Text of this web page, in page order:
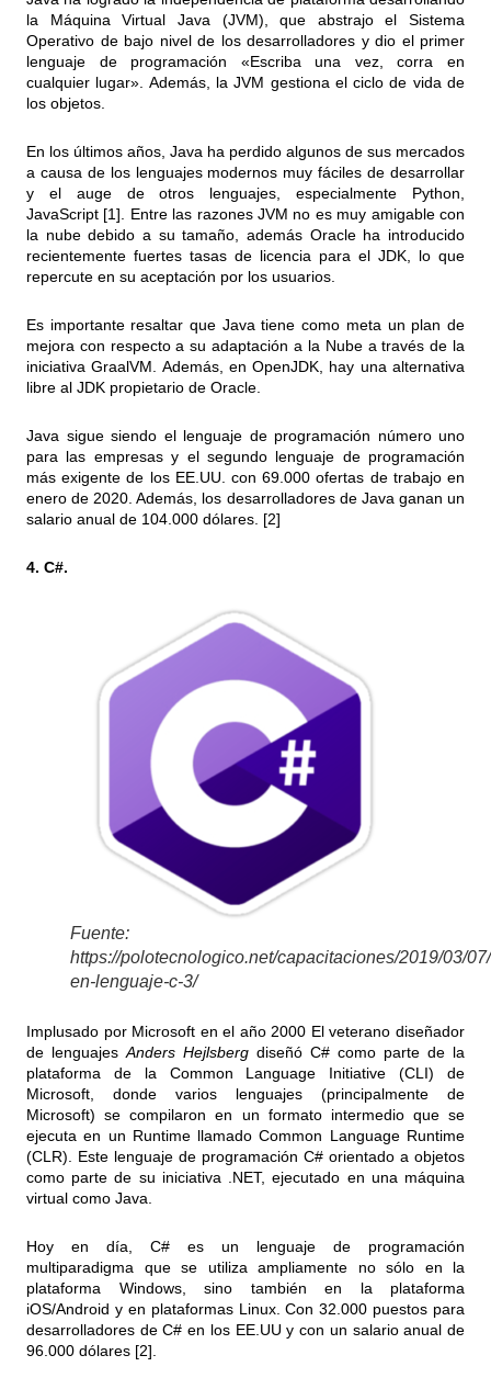
la Máquina Virtual Java (JVM), que abstrajo el Sistema
Operativo de bajo nivel de los desarrolladores y dio el primer
lenguaje de programación «Escriba una vez, corra en
cualquier lugar». Además, la JVM gestiona el ciclo de vida de
los objetos.
En los últimos años, Java ha perdido algunos de sus mercados
a causa de los lenguajes modernos muy fáciles de desarrollar
y el auge de otros lenguajes, especialmente Python,
JavaScript [1]. Entre las razones JVM no es muy amigable con
la nube debido a su tamaño, además Oracle ha introducido
recientemente fuertes tasas de licencia para el JDK, lo que
repercute en su aceptación por los usuarios.
Es importante resaltar que Java tiene como meta un plan de
mejora con respecto a su adaptación a la Nube a través de la
iniciativa GraalVM. Además, en OpenJDK, hay una alternativa
libre al JDK propietario de Oracle.
Java sigue siendo el lenguaje de programación número uno
para las empresas y el segundo lenguaje de programación
más exigente de los EE.UU. con 69.000 ofertas de trabajo en
enero de 2020. Además, los desarrolladores de Java ganan un
salario anual de 104.000 dólares. [2]
4. C#.
Fuente:
https://polotecnologico.net/capacitaciones/2019/03/
en-lenguaje-c-3/
Implusado por Microsoft en el año 2000 El veterano diseñador
de lenguajesAnders Hejlsberg diseñó C# como parte de la
plataforma de la Common Language Initiative (CLI) de
Microsoft, donde varios lenguajes (principalmente de
Microsoft) se compilaron en un formato intermedio que se
ejecuta en un Runtime llamado Common Language Runtime
(CLR). Este lenguaje de programación C# orientado a objetos
como parte de su iniciativa .NET, ejecutado en una máquina
virtual como Java.
Hoy en día, C# es un lenguaje de programación
multiparadigma que se utiliza ampliamente no sólo en la
plataforma Windows, sino también en la plataforma
iOS/Android y en plataformas Linux. Con 32.000 puestos para
desarrolladores de C# en los EE.UU y con un salario anual de
96.000 dólares [2].